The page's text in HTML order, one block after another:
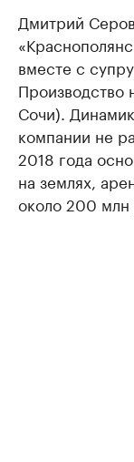
Дмитрий
вместе с
Производство
Сочи).
компании не
2018 года
на землях,
около 200 млн